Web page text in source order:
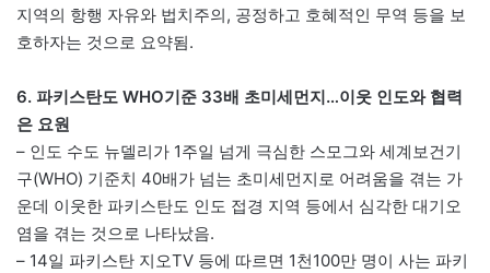
지역의 항행 자유와 법치주의, 공정하고 호혜적인 무역 등을 보
호하자는 것으로 요약됨.
6. 파키스탄도 WHO기준 33배 초미세먼지…이웃 인도와 협력
은 요원
– 인도 수도 뉴델리가 1주일 넘게 극심한 스모그와 세계보건기
구(WHO) 기준치 40배가 넘는 초미세먼지로 어려움을 겪는 가
운데 이웃한 파키스탄도 인도 접경 지역 등에서 심각한 대기오
염을 겪는 것으로 나타났음.
– 14일 파키스탄 지오TV 등에 따르면 1천100만 명이 사는 파키